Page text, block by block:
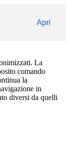
Apri
La
comando
la
in
diversi da quelli